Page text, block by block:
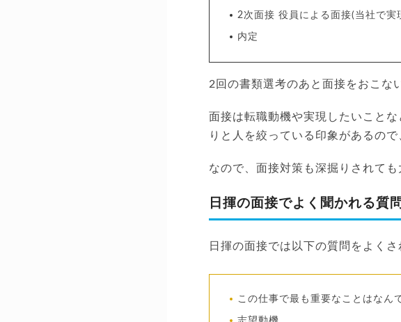
2次面接 役員による面接(当社で実
内定
2回の書類選考のあと面接をおこな
面接は転職動機や実現したいこと
りと人を絞っている印象があるの
なので、面接対策も深掘りされて
日揮の面接でよく聞かれる質問
日揮の面接では以下の質問をよくさ
この仕事で最も重要なことはなん